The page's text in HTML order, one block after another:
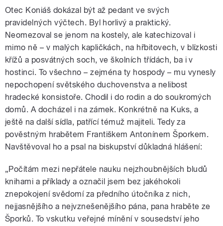
Otec Koniáš dokázal být až pedant ve svých
pravidelných výčtech. Byl horlivý a praktický.
Neomezoval se jenom na kostely, ale katechizoval i
mimo ně – v malých kapličkách, na hřbitovech, v blízkosti
křížů a posvátných soch, ve školních třídách, ba i v
hostinci. To všechno – zejména ty hospody – mu vynesly
nepochopení světského duchovenstva a nelibost
hradecké konsistoře. Chodil i do rodin a do soukromých
domů. A docházel i na zámek. Konkrétně na Kuks, a
ještě na další sídla, patřící témuž majiteli. Tedy za
pověstným hrabětem Františkem Antonínem Šporkem.
Navštěvoval ho a psal na biskupství důkladná hlášení:
„Počítám mezi nepřátele nauku nejzhoubnějších bludů
knihami a příklady a označil jsem bez jakéhokoli
znepokojení svědomí za předního útočníka z nich,
nejjasnějšího a nejvznešenějšího pána, pana hraběte ze
Šporků. To vskutku veřejné mínění v sousedství jeho